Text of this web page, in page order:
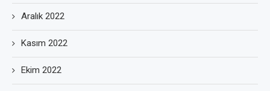
Aralık 2022
Kasım 2022
Ekim 2022